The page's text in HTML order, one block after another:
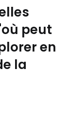
peut
en
la